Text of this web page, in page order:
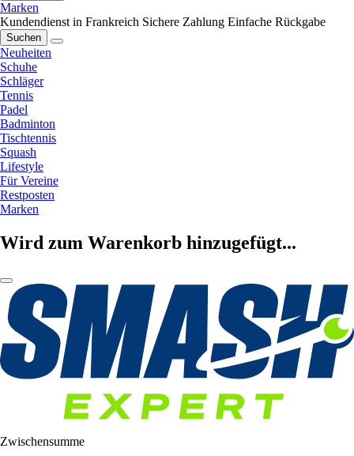
Marken
Kundendienst in Frankreich Sichere Zahlung Einfache Rückgabe
Suchen
Neuheiten
Schuhe
Schläger
Tennis
Padel
Badminton
Tischtennis
Squash
Lifestyle
Für Vereine
Restposten
Marken
Wird zum Warenkorb hinzugefügt...
Zwischensumme